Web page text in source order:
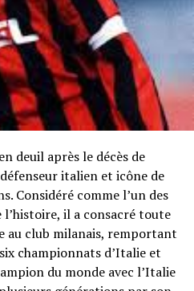
deuil après le décès de
italien et icône de
Considéré comme l’un des
l’histoire, il a consacré toute
au club milanais, remportant
championnats d’Italie et
du monde avec l’Italie